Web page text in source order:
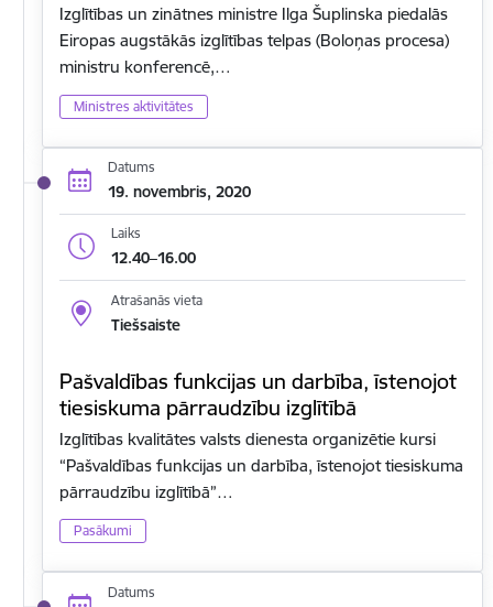
Izglītības un zinātnes ministre Ilga Šuplinska piedalās
Eiropas augstākās izglītības telpas (Boloņas procesa)
ministru konferencē,…
Ministres aktivitātes
Datums
19. novembris, 2020
Laiks
12.40–16.00
Atrašanās vieta
Tiešsaiste
Pašvaldības funkcijas un darbība, īstenojot
tiesiskuma pārraudzību izglītībā
Izglītības kvalitātes valsts dienesta organizētie kursi
“Pašvaldības funkcijas un darbība, īstenojot tiesiskuma
pārraudzību izglītībā”…
Pasākumi
Datums